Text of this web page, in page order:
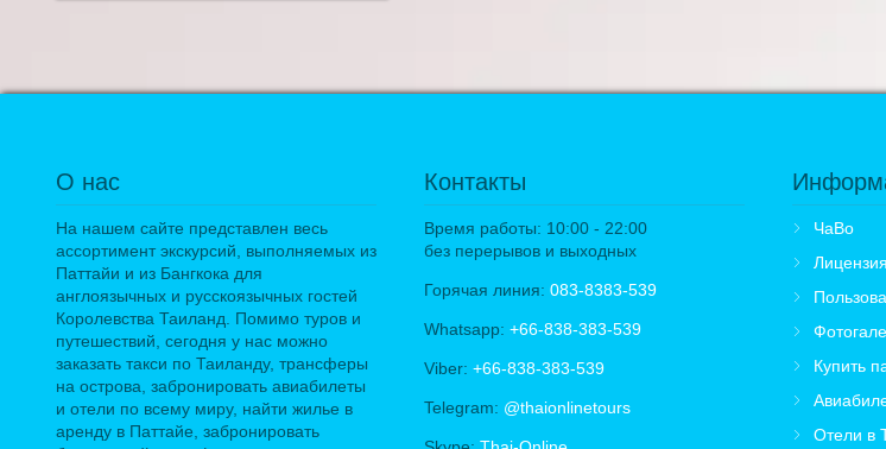
О нас
На нашем сайте представлен весь
ассортимент экскурсий, выполняемых из
Паттайи и из Бангкока для
англоязычных и русскоязычных гостей
Королевства Таиланд. Помимо туров и
путешествий, сегодня у нас можно
заказать такси по Таиланду, трансферы
на острова, забронировать авиабилеты
и отели по всему миру, найти жилье в
аренду в Паттайе, забронировать
Контакты
Время работы: 10:00 - 22:00
без перерывов и выходных
Горячая линия: 083-8383-539
Whatsapp: +66-838-383-539
Viber: +66-838-383-539
Telegram: @thaionlinetours
ЧаВо
Купить
Отели в